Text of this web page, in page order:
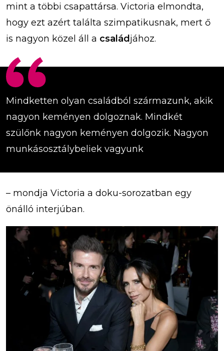
mint a többi csapattársa. Victoria elmondta,
hogy ezt azért találta szimpatikusnak, mert ő
is nagyon közel áll a családjához.
Mindketten olyan családból származunk, akik
nagyon keményen dolgoznak. Mindkét
szülőnk nagyon keményen dolgozik. Nagyon
munkásosztálybeliek vagyunk
– mondja Victoria a doku-sorozatban egy
önálló interjúban.